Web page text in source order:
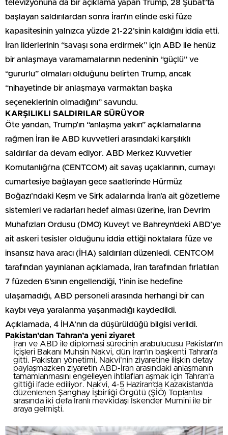
televizyonuna da bir açıklama yapan Trump, 28 Şubat’ta
başlayan saldırılardan sonra İran’ın elinde eski füze
kapasitesinin yalnızca yüzde 21-22’sinin kaldığını iddia etti.
İran liderlerinin “savaşı sona erdirmek” için ABD ile henüz
bir anlaşmaya varamamalarının nedeninin “güçlü” ve
“gururlu” olmaları olduğunu belirten Trump, ancak
“nihayetinde bir anlaşmaya varmaktan başka
seçeneklerinin olmadığını” savundu.
KARŞILIKLI SALDIRILAR SÜRÜYOR
Öte yandan, Trump’ın “anlaşma yakın” açıklamalarına
rağmen İran ile ABD kuvvetleri arasındaki karşılıklı
saldırılar da devam ediyor. ABD Merkez Kuvvetler
Komutanlığı’na (CENTCOM) ait savaş uçaklarının, cumayı
cumartesiye bağlayan gece saatlerinde Hürmüz
Boğazı’ndaki Keşm ve Sirk adalarında İran’a ait gözetleme
sistemleri ve radarları hedef alması üzerine, İran Devrim
Muhafızları Ordusu (DMO) Kuveyt ve Bahreyn’deki ABD’ye
ait askeri tesisler olduğunu iddia ettiği noktalara füze ve
insansız hava aracı (İHA) saldırıları düzenledi. CENTCOM
tarafından yayınlanan açıklamada, İran tarafından fırlatılan
7 füzeden 6’sının engellendiği, 1’inin ise hedefine
ulaşamadığı, ABD personeli arasında herhangi bir can
kaybı veya yaralanma yaşanmadığı kaydedildi.
Açıklamada, 4 İHA’nın da düşürüldüğü bilgisi verildi.
Pakistan’dan Tahran’a yeni ziyaret
İran ve ABD ile diplomasi sürecinin arabulucusu Pakistan’ın
İçişleri Bakanı Muhsin Nakvi, dün İran’ın başkenti Tahran’a
gitti. Pakistan yönetimi, Nakvi’nin ziyaretine ilişkin detay
paylaşmazken ziyaretin ABD-İran arasındaki anlaşmanın
tamamlanmasını engelleyen ihtilafları aşmak için Tahran’a
gittiği ifade ediliyor. Nakvi, 4-5 Haziran’da Kazakistan’da
düzenlenen Şanghay İşbirliği Örgütü (ŞİÖ) Toplantısı
sırasında iki defa İranlı mevkidaşı İskender Mumini ile bir
araya gelmişti.